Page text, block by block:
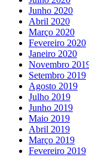
Junho 2020
Abril 2020
Março 2020
Fevereiro 2020
Janeiro 2020
Novembro
Setembro 2019
Agosto 2019
Julho 2019
Junho 2019
Maio 2019
Abril 2019
Março 2019
Fevereiro 2019